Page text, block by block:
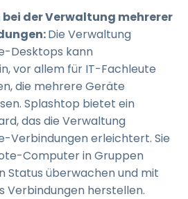
der Verwaltung mehrerer
Die Verwaltung
Desktops kann
vor allem für IT-Fachleute
die mehrere Geräte
Splashtop bietet ein
das die Verwaltung
Verbindungen erleichtert. Sie
Computer in Gruppen
Status überwachen und mit
Verbindungen herstellen.